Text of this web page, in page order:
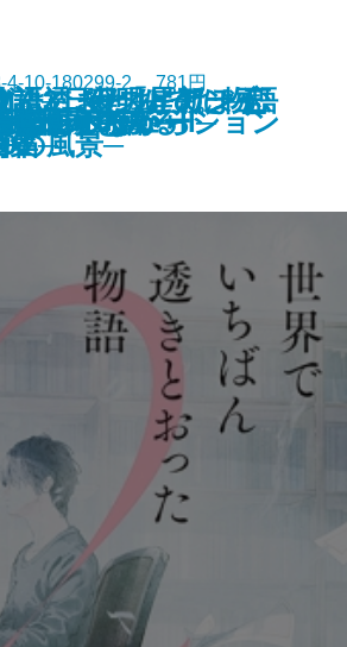
かまらない
た君へ
語─日経「星新一
集─
村家奇譚─
心！
語3 夜明けのぼう
は、ふたりで。─恋
の風景─
4-10-180299-2 781円
ん透きとおった物語
庵原かのん
で
きたい海
はつづくから
り
・レボリューション
─銀河を渡るII─
語2 カスピアン王
笛